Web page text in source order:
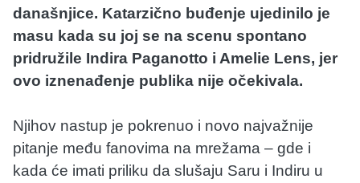
današnjice. Katarzično buđenje ujedinilo je
masu kada su joj se na scenu spontano
pridružile Indira Paganotto i Amelie Lens, jer
ovo iznenađenje publika nije očekivala.
Njihov nastup je pokrenuo i novo najvažnije
pitanje među fanovima na mrežama – gde i
kada će imati priliku da slušaju Saru i Indiru u